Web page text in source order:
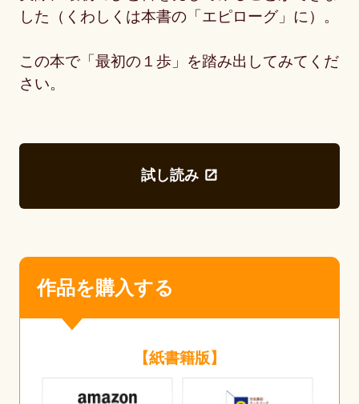
した（くわしくは本書の「エピローグ」に）。
この本で「最初の１歩」を踏み出してみてくだ
さい。
試し読み
作品を購入する
【紙書籍版】